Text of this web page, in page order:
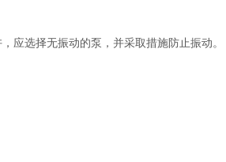
应选择无振动的泵，并采取措施防止振动。